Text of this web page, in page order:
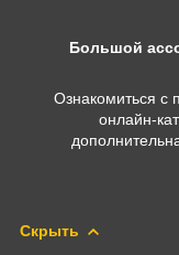
Большой
Ознакомиться с
онлайн-
Скрыть